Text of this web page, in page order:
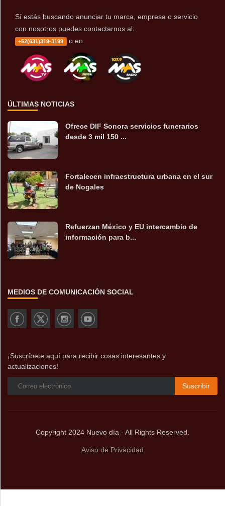
Sí estás buscando anunciar tu marca, empresa o servicio
con nosotros puedes contactarnos al:
+52(631)319-3199 o en
ÚLTIMAS NOTICIAS
Ofrece DIF Sonora servicios funerarios
desde 3 mil 150 ...
Fortalecen infraestructura urbana en el sur
de Nogales
Refuerzan México y EU intercambio de
información para b...
MEDIOS DE COMUNICACIÓN SOCIAL
¡Suscríbete aquí para recibir cosas interesantes y
actualizaciones!
Suscribir
Copyright 2024 Nuevo día - All Rights Reserved.
Aviso de Privacidad